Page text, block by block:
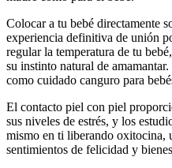
Colocar a tu bebé directamente
experiencia definitiva de unión
regular la temperatura de tu
su instinto natural de
como cuidado canguro para
El contacto piel con piel
sus niveles de estrés, y los
mismo en ti liberando oxitocina,
sentimientos de felicidad y